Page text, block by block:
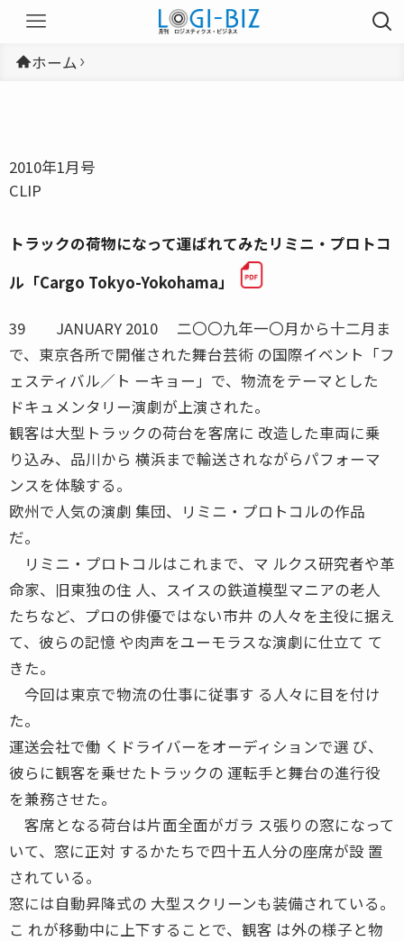
ホーム
2010年1月号
CLIP
トラックの荷物になって運ばれてみたリミニ・プロトコ
ル「Cargo Tokyo-Yokohama」
39 JANUARY 2010 二〇〇九年一〇月から十二月ま
で、東京各所で開催された舞台芸術 の国際イベント「フ
ェスティバル／ト ーキョー」で、物流をテーマとした
ドキュメンタリー演劇が上演された。
観客は大型トラックの荷台を客席に 改造した車両に乗
り込み、品川から 横浜まで輸送されながらパフォーマ
ンスを体験する。
欧州で人気の演劇 集団、リミニ・プロトコルの作品
だ。
リミニ・プロトコルはこれまで、マ ルクス研究者や革
命家、旧東独の住 人、スイスの鉄道模型マニアの老人
たちなど、プロの俳優ではない市井 の人々を主役に据え
て、彼らの記憶 や肉声をユーモラスな演劇に仕立て て
きた。
今回は東京で物流の仕事に従事す る人々に目を付け
た。
運送会社で働 くドライバーをオーディションで選 び、
彼らに観客を乗せたトラックの 運転手と舞台の進行役
を兼務させた。
客席となる荷台は片面全面がガラ ス張りの窓になって
いて、窓に正対 するかたちで四十五人分の座席が設 置
されている。
窓には自動昇降式の 大型スクリーンも装備されている。
こ れが移動中に上下することで、観客 は外の様子と物